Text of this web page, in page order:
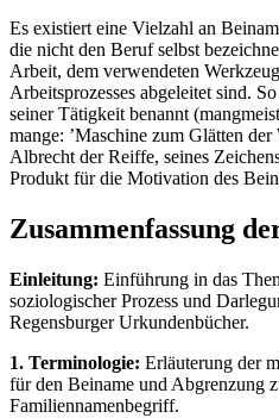
Es existiert eine Vielzahl an
die nicht den Beruf selbst
Arbeit, dem verwendeten
Arbeitsprozesses abgeleitet sind.
seiner Tätigkeit benannt
mange: ’Maschine zum Glätten
Albrecht der Reiffe, seines
Produkt für die Motivation des
Zusammenfassung
Einleitung: Einführung in das
soziologischer Prozess und
Regensburger Urkundenbücher.
1. Terminologie: Erläuterung der
für den Beiname und Abgrenzung
Familiennamenbegriff.